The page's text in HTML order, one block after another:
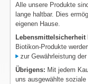
Alle unsere Produkte
lange haltbar. Dies
eigenen Hause.
Lebensmittelsicherheit
Biotikon-Produkte
zur Gewährleistung
Übrigens: Mit jedem
uns ausgewählte